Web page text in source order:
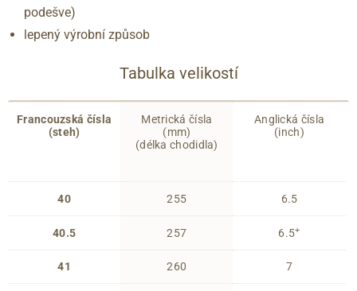
podešve)
lepený výrobní způsob
Tabulka velikostí
Francouzská čísla
(steh)
40
40.5
41
Metrická čísla
(mm)
(délka chodidla)
255
257
260
Anglická čísla
(inch)
6.5
6.5+
7